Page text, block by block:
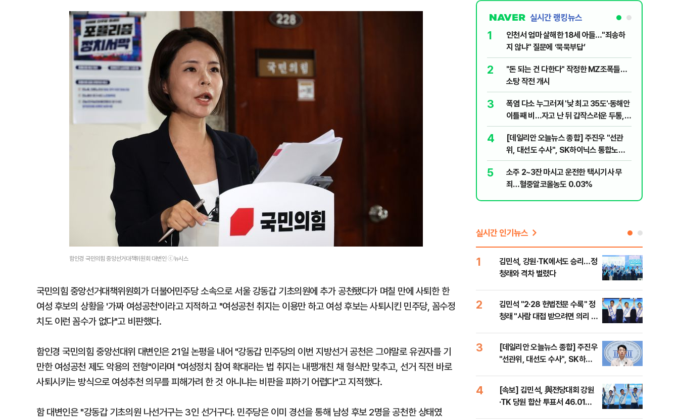
함인경 국민의힘 중앙선거대책위원회 대변인 ⓒ뉴시스
국민의힘 중앙선거대책위원회가 더불어민주당 소속으로 서울 강동갑 기초의원에 추가 공천됐다가 며칠 만에 사퇴한 한
여성 후보의 상황을 '가짜 여성공천'이라고 지적하고 "여성공천 취지는 이용만 하고 여성 후보는 사퇴시킨 민주당, 꼼수정
치도 이런 꼼수가 없다"고 비판했다.
함인경 국민의힘 중앙선대위 대변인은 21일 논평을 내어 "강동갑 민주당의 이번 지방선거 공천은 그야말로 유권자를 기
만한 여성공천 제도 악용의 전형"이라며 "여성정치 참여 확대라는 법 취지는 내팽개친 채 형식만 맞추고, 선거 직전 바로
사퇴시키는 방식으로 여성추천 의무를 피해가려 한 것 아니냐는 비판을 피하기 어렵다"고 지적했다.
함 대변인은 "강동갑 기초의원 나선거구는 3인 선거구다. 민주당은 이미 경선을 통해 남성 후보 2명을 공천한 상태였
실시간 랭킹뉴스
1
인천서 엄마 살해한 18세 아들…"죄송하
지 않냐" 질문에 ‘묵묵부답’
2
"돈 되는 건 다한다" 작정한 MZ조폭들…
소탕 작전 개시
3
폭염 다소 누그러져 '낮 최고 35도'·동해안
이틀째 비…자고 난 뒤 갑작스러운 두통,
원인은 [오늘 날씨]
4
[데일리안 오늘뉴스 종합] 주진우 "선관
위, 대선도 수사", SK하이닉스 통합노조,
추미애 "지방재정 바꿔야", 세제개편 이달
정리 등
5
소주 2~3잔 마시고 운전한 택시기사 무
죄…혈중알코올농도 0.03%
실시간 인기뉴스
1
김민석, 강원·TK에서도 승리…정
청래와 격차 벌렸다
2
김민석 "2·28 헌법전문 수록" 정
청래 "사람 대접 받으려면 의리 있
3
[데일리안 오늘뉴스 종합] 주진우
"선관위, 대선도 수사", SK하이
바꿔야", 세제개편 이달 정리 등
4
[속보] 김민석, 與전당대회 강원
·TK 당원 합산 투표서 46.01%